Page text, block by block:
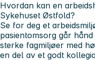
Hvordan kan en
Sykehuset Østfold?
Se for deg et
pasientomsorg går
sterke fagmiljøer med
en del av et godt